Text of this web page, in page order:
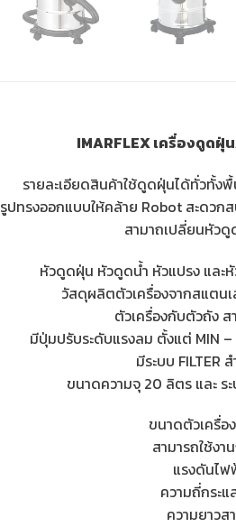
IMARFLEX เครื่องดูด
รายละเอียดสินค้าใช้ดูดฝุ่นได้ทั่วทั้ง
รูปทรงออกแบบให้คล้าย Robot สะดวก
สามาถเปลี่ยนหัวดู
หัวดูดฝุ่น หัวดูดน้ำ หัวแปรง แล
วัสดุผลิตตัวเครื่องจากสแตน
ตัวเครื่องกับตัวถัง
มีปุ่มปรับระดับแรงลม ตั้งแต่ MIN
มีระบบ FILTER
ขนาดความจุ 20 ลิตร และ ร
ขนาดตัวเครื่อ
สามารถใช้ง
แรงดันไฟ
ความถี่กระ
ความยาวส